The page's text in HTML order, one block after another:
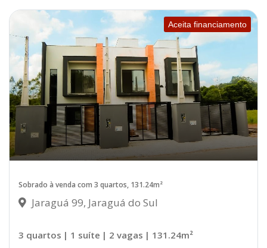
Aceita financiamento
Sobrado à venda com 3 quartos, 131.24m²
Jaraguá 99, Jaraguá do Sul
3 quartos | 1 suíte | 2 vagas | 131.24m²